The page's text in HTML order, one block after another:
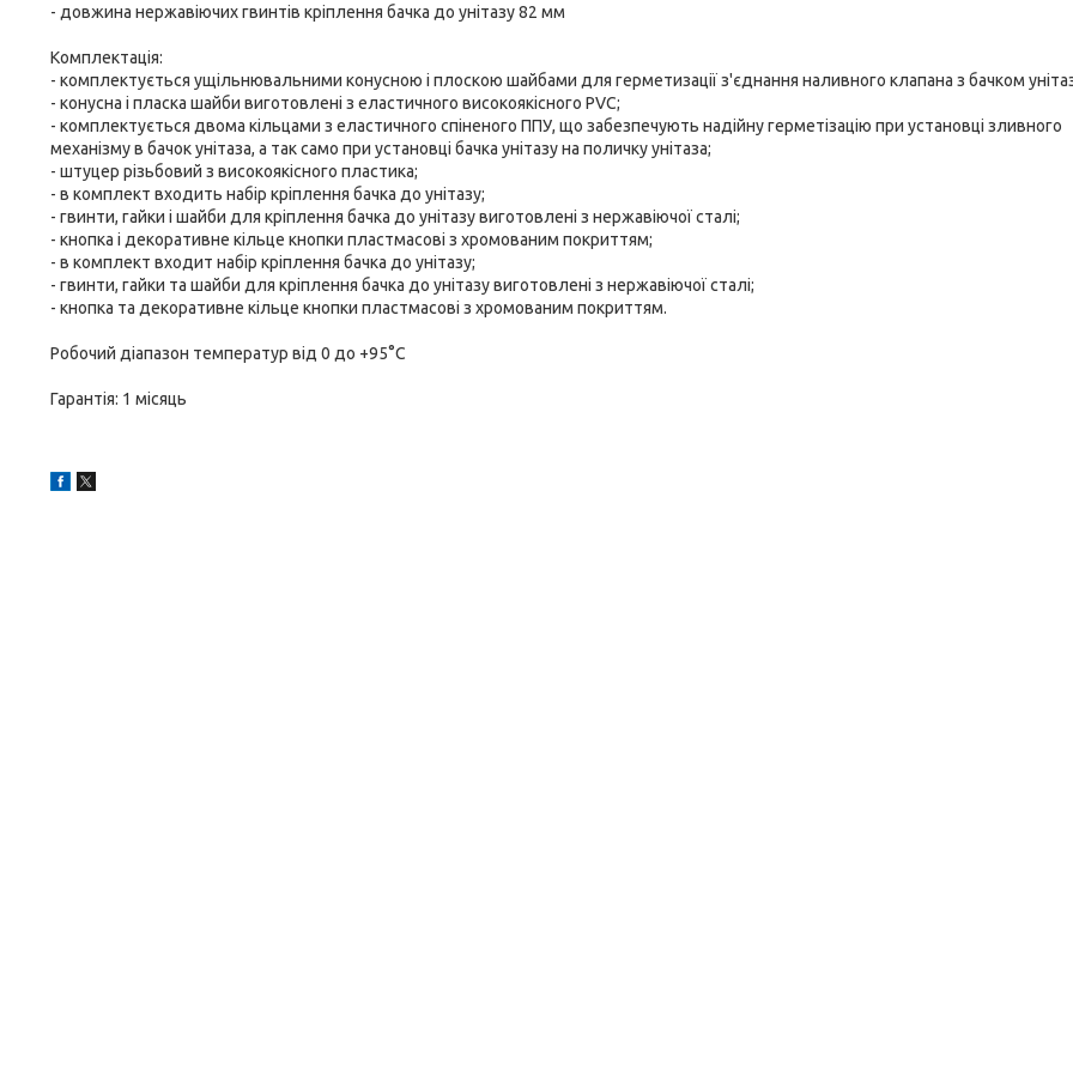
- довжина нержавіючих гвинтів кріплення бачка до унітазу 82 мм
Комплектація:
- комплектується ущільнювальними конусною і плоскою шайбами для герметизації з'єднання наливного клапана з бачком
- конусна і пласка шайби виготовлені з еластичного високоякісного PVC;
- комплектується двома кільцами з еластичного спіненого ППУ, що забезпечують надійну герметізацію при установці зливного
механізму в бачок унітаза, а так само при установці бачка унітазу на поличку унітаза;
- штуцер різьбовий з високоякісного пластика;
- в комплект входить набір кріплення бачка до унітазу;
- гвинти, гайки і шайби для кріплення бачка до унітазу виготовлені з нержавіючої сталі;
- кнопка і декоративне кільце кнопки пластмасові з хромованим покриттям;
- в комплект входит набір кріплення бачка до унітазу;
- гвинти, гайки та шайби для кріплення бачка до унітазу виготовлені з нержавіючої сталі;
- кнопка та декоративне кільце кнопки пластмасові з хромованим покриттям.
Робочий діапазон температур від 0 до +95°C
Гарантія: 1 місяць